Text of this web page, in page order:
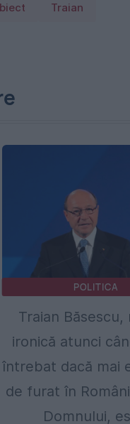
Traian
POLITICA
Traian Băsescu,
ironică atunci
întrebat dacă mai
de furat în
Domnului,